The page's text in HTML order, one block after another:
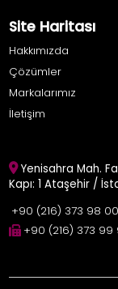
Site Haritası
Hakkımızda
Çözümler
Markalarımız
İletişim
Yenisahra Mah.
Kapı: 1 Ataşehir /
+90 (216) 373 98 00
+90 (216) 373 99